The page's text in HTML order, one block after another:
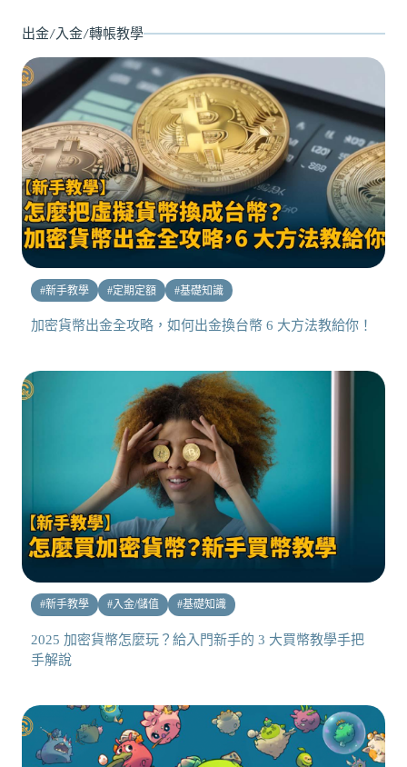
出金/入金/轉帳教學
#新手教學 #定期定額 #基礎知識
加密貨幣出金全攻略，如何出金換台幣 6 大方法教給你！
#新手教學 #入金/儲值 #基礎知識
2025 加密貨幣怎麼玩？給入門新手的 3 大買幣教學手把
手解說